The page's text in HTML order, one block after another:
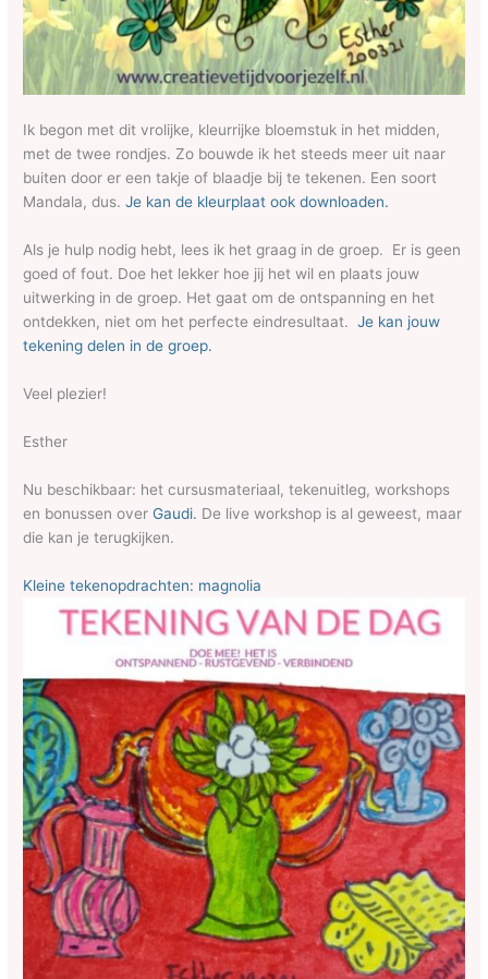
Ik begon met dit vrolijke, kleurrijke bloemstuk in het midden,
met de twee rondjes. Zo bouwde ik het steeds meer uit naar
buiten door er een takje of blaadje bij te tekenen. Een soort
Mandala, dus.Je kan de kleurplaat ook downloaden.
Als je hulp nodig hebt, lees ik het graag in de groep. Er is geen
goed of fout. Doe het lekker hoe jij het wil en plaats jouw
uitwerking in de groep. Het gaat om de ontspanning en het
ontdekken, niet om het perfecte eindresultaat. Je kan jouw
tekening delen in de groep.
Veel plezier!
Esther
Nu beschikbaar: het cursusmateriaal, tekenuitleg, workshops
en bonussen overGaudi. De live workshop is al geweest, maar
die kan je terugkijken.
Kleine tekenopdrachten: magnolia